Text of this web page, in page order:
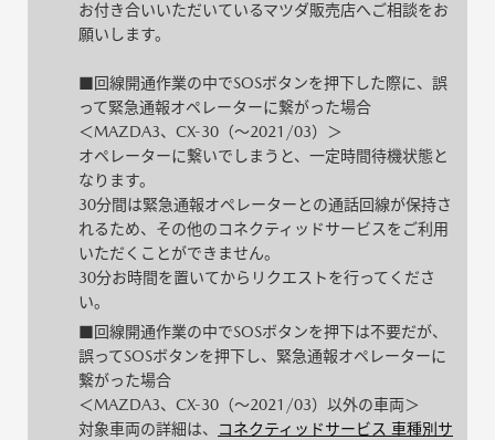
お付き合いいただいているマツダ販売店へご相談をお
願いします。
■回線開通作業の中でSOSボタンを押下した際に、誤
って緊急通報オペレーターに繋がった場合
＜MAZDA3、CX-30（～2021/03）＞
オペレーターに繋いでしまうと、一定時間待機状態と
なります。
30分間は緊急通報オペレーターとの通話回線が保持さ
れるため、その他のコネクティッドサービスをご利用
いただくことができません。
30分お時間を置いてからリクエストを行ってくださ
い。
■回線開通作業の中でSOSボタンを押下は不要だが、
誤ってSOSボタンを押下し、緊急通報オペレーターに
繋がった場合
＜MAZDA3、CX-30（～2021/03）以外の車両＞
対象車両の詳細は、
コネクティッドサービス 車種別サ